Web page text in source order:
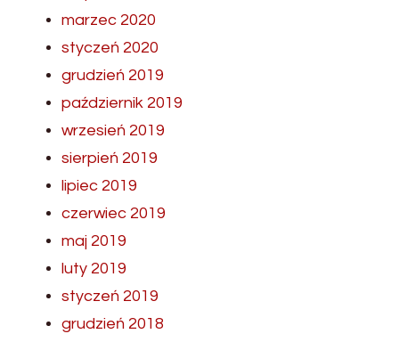
marzec 2020
styczeń 2020
grudzień 2019
październik 2019
wrzesień 2019
sierpień 2019
lipiec 2019
czerwiec 2019
maj 2019
luty 2019
styczeń 2019
grudzień 2018